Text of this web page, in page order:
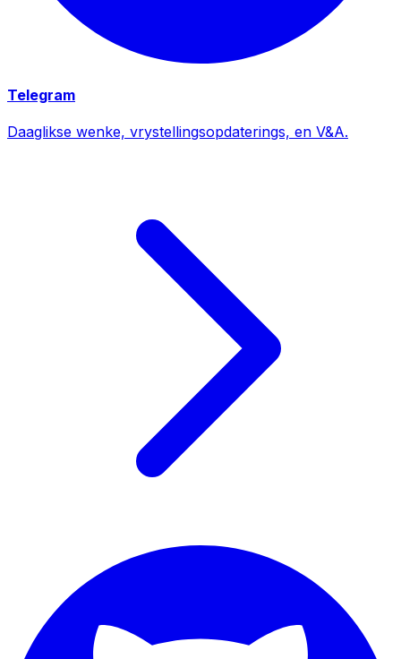
Telegram
Daaglikse wenke, vrystellingsopdaterings, en V&A.